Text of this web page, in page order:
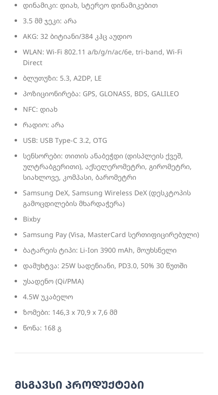
დინამიკი: დიახ, სტერეო დინამიკებით
3.5 მმ ჯეკი: არა
AKG: 32 ბიტიანი/384 კჰც აუდიო
WLAN: Wi-Fi 802.11 a/b/g/n/ac/6e, tri-band, Wi-Fi
Direct
ბლუთუზი: 5.3, A2DP, LE
პოზიციონირება: GPS, GLONASS, BDS, GALILEO
NFC: დიახ
რადიო: არა
USB: USB Type-C 3.2, OTG
სენსორები: თითის ანაბეჭდი (დისპლეის ქვეშ,
ულტრაბგერითი), აქსელერომეტრი, გირომეტრი,
სიახლოვე, კომპასი, ბარომეტრი
Samsung DeX, Samsung Wireless DeX (დესკტოპის
გამოცდილების მხარდაჭერა)
Bixby
Samsung Pay (Visa, MasterCard სერთიფიცირებული)
ბატარეის ტიპი: Li-Ion 3900 mAh, მოუხსნელი
დამუხტვა: 25W სადენიანი, PD3.0, 50% 30 წუთში
უსადენო (Qi/PMA)
4.5W უკაბელო
ზომები: 146,3 x 70,9 x 7,6 მმ
წონა: 168 გ
მსგავსი პროდუქტები